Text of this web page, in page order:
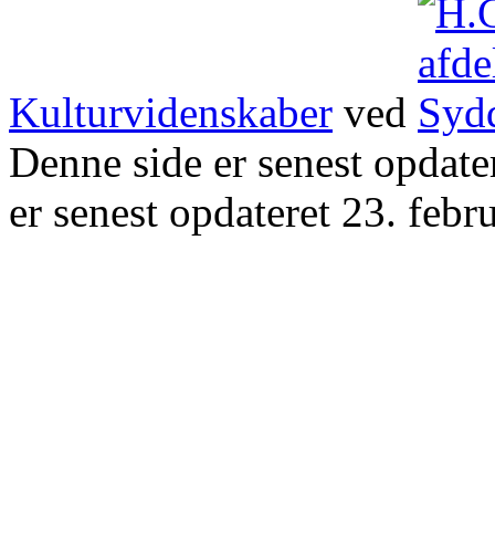
Kulturvidenskaber ved
Denne side er senest
er senest opdateret 23.